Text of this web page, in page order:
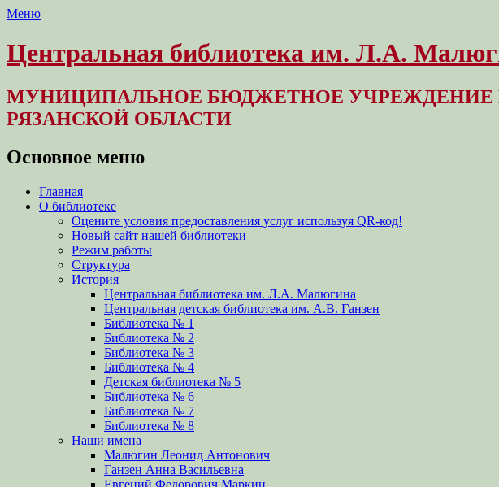
Меню
Центральная библиотека им. Л.А.
МУНИЦИПАЛЬНОЕ БЮДЖЕТНОЕ УЧРЕЖДЕНИЕ
РЯЗАНСКОЙ ОБЛАСТИ
Основное меню
Перейти
содержимому
Главная
О библиотеке
Оцените условия предоставления услуг используя QR-код!
Новый сайт нашей библиотеки
Режим работы
Структура
История
Центральная библиотека им. Л.А. Малюгина
Центральная детская библиотека им. А.В. Ганзен
Библиотека № 1
Библиотека № 2
Библиотека № 3
Библиотека № 4
Детская библиотека № 5
Библиотека № 6
Библиотека № 7
Библиотека № 8
Наши имена
Малюгин Леонид Антонович
Ганзен Анна Васильевна
Евгений Федорович Маркин